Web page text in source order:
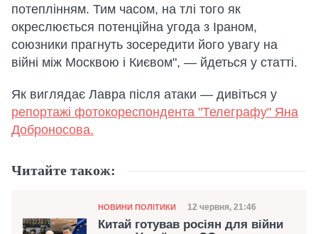
потеплінням. Тим часом, на тлі того як
окреслюється потенційна угода з Іраном,
союзники прагнуть зосередити його увагу на
війні між Москвою і Києвом", — йдеться у статті.
Як виглядає Лавра після атаки — дивіться у
репортажі фотокореспондента "Телеграфу" Яна
Доброносова.
Читайте також:
Категорія
НОВИНИ ПОЛІТИКИ Дата публікації
12 червня, 21:46
Китай готував росіян для війни